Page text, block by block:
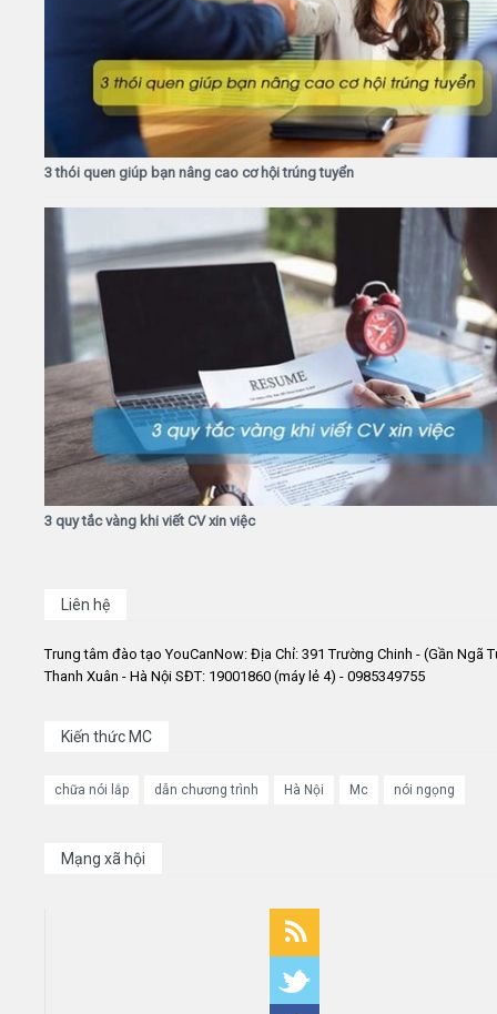
3 thói quen giúp bạn nâng cao cơ hội trúng tuyển
3 quy tắc vàng khi viết CV xin việc
Liên hệ
Trung tâm đào tạo YouCanNow: Địa Chỉ: 391 Trường Chinh - (Gần Ngã
Thanh Xuân - Hà Nội SĐT: 19001860 (máy lẻ 4) - 0985349755
Kiến thức MC
chữa nói lắp dẫn chương trình Hà Nội Mc nói ngọng
Mạng xã hội